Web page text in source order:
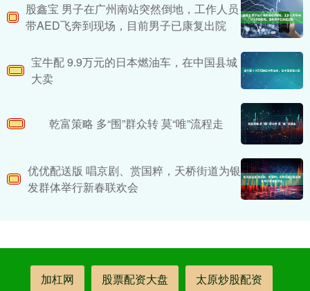
股鑫宝 男子在广州南站突然倒地，工作人员
带AED飞奔到现场，目前男子已康复出院
宝牛配 9.9万元的日本燃油车，在中国县城
大卖
乾富策略 多“围”群众转 莫“唯”流程走
优优配送版 唱京剧、赏国粹，天桥街道为银
发群体举行新春联欢会
加杠网 股票配资大盘 太原炒股配资